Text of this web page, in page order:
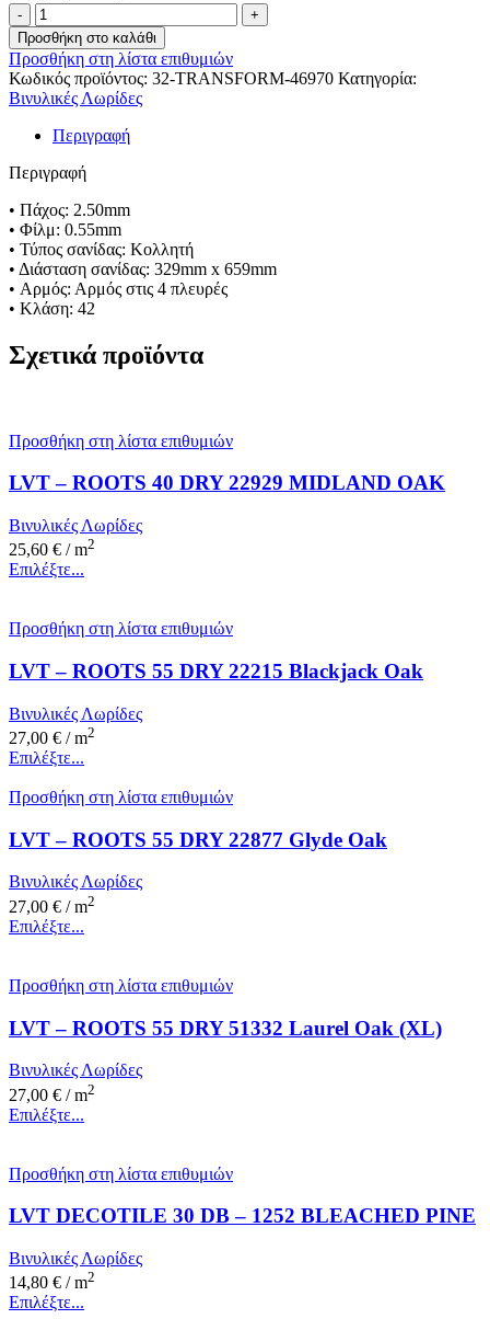
LVT
TRANSFORM
-
46970
DESERT
STONE
ποσότητα
Προσθήκη στο καλάθι
Προσθήκη στη λίστα επιθυμιών
Κωδικός προϊόντος: 32-TRANSFORM-46970 Κατηγορία:
Βινυλικές Λωρίδες
Περιγραφή
Περιγραφή
• Πάχος: 2.50mm
• Φίλμ: 0.55mm
• Τύπος σανίδας: Κολλητή
• Διάσταση σανίδας: 329mm x 659mm
• Αρμός: Αρμός στις 4 πλευρές
• Κλάση: 42
Σχετικά προϊόντα
Προσθήκη στη λίστα επιθυμιών
LVT – ROOTS 40 DRY 22929 MIDLAND OAK
Βινυλικές Λωρίδες
25,60 € / m2
Επιλέξτε...
Προσθήκη στη λίστα επιθυμιών
LVT – ROOTS 55 DRY 22215 Blackjack Oak
Βινυλικές Λωρίδες
27,00 € / m2
Επιλέξτε...
Προσθήκη στη λίστα επιθυμιών
LVT – ROOTS 55 DRY 22877 Glyde Oak
Βινυλικές Λωρίδες
27,00 € / m2
Επιλέξτε...
Προσθήκη στη λίστα επιθυμιών
LVT – ROOTS 55 DRY 51332 Laurel Oak (XL)
Βινυλικές Λωρίδες
27,00 € / m2
Επιλέξτε...
Προσθήκη στη λίστα επιθυμιών
LVT DECOTILE 30 DB – 1252 BLEACHED PINE
Βινυλικές Λωρίδες
14,80 € / m2
Επιλέξτε...